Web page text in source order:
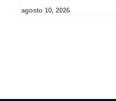
agosto 10, 2026